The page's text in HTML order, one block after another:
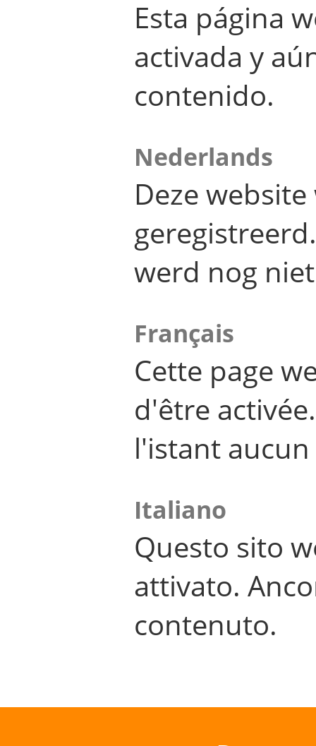
Esta página
activada y
contenido.
Nederlands
Deze
werd nog
Français
Cette page
d'être
l'istant
Italiano
Questo sito
attivato.
contenuto.